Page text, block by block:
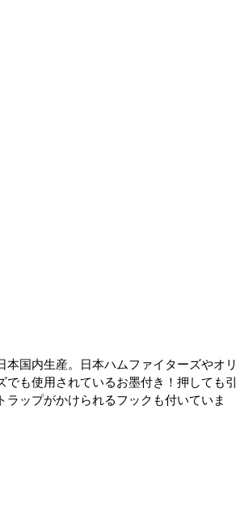
国内生産。日本ハムファイターズやオリ
も使用されているお墨付き！押しても引
ップがかけられるフックも付いていま